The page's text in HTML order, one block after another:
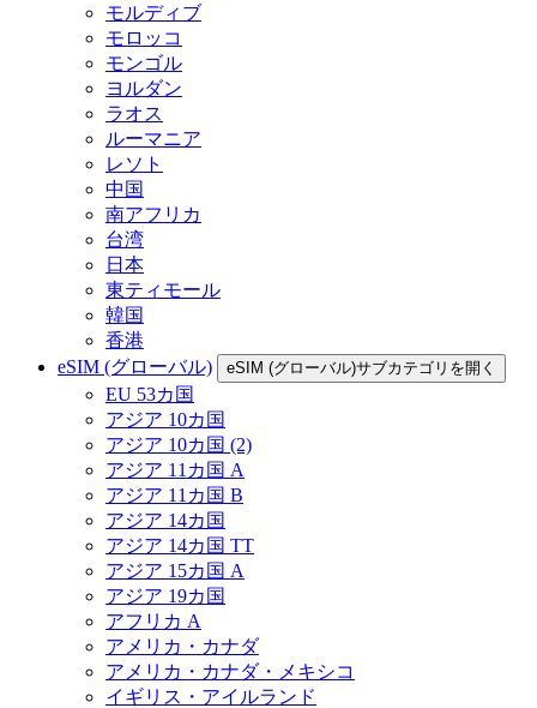
モルディブ
モロッコ
モンゴル
ヨルダン
ラオス
ルーマニア
レソト
中国
南アフリカ
台湾
日本
東ティモール
韓国
香港
eSIM (グローバル)
eSIM (グローバル)サブカテゴリを開く
EU 53カ国
アジア 10カ国
アジア 10カ国 (2)
アジア 11カ国 A
アジア 11カ国 B
アジア 14カ国
アジア 14カ国 TT
アジア 15カ国 A
アジア 19カ国
アフリカ A
アメリカ・カナダ
アメリカ・カナダ・メキシコ
イギリス・アイルランド